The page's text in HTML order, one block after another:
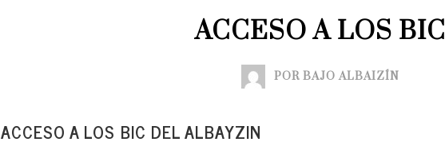
ACCESO A LOS BIC
POR BAJO ALBAIZÍN
ACCESO A LOS BIC DEL ALBAYZIN